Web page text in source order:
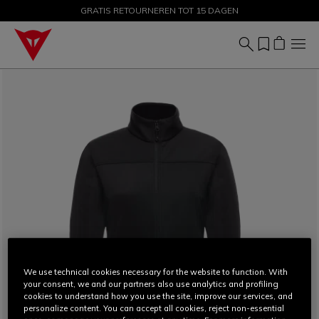
KORTINGEN TOT 50% – SHOP NU
GRATIS RETOURNEREN TOT 15 DAGEN
We use technical cookies necessary for the website to function. With
your consent, we and our partners also use analytics and profiling
cookies to understand how you use the site, improve our services, and
personalize content. You can accept all cookies, reject non-essential